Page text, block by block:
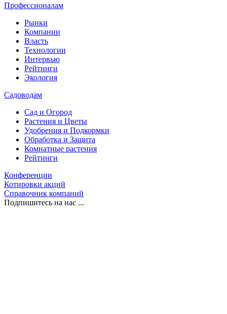
Профессионалам
Рынки
Компании
Власть
Технологии
Интервью
Рейтинги
Экология
Садоводам
Сад и Огород
Растения и Цветы
Удобрения и Подкормки
Обработка и Защита
Комнатные растения
Рейтинги
Конференции
Котировки акций
Справочник компаний
Подпишитесь на нас ...